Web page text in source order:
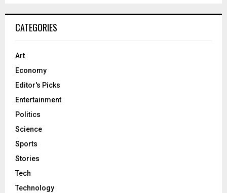
CATEGORIES
Art
Economy
Editor's Picks
Entertainment
Politics
Science
Sports
Stories
Tech
Technology